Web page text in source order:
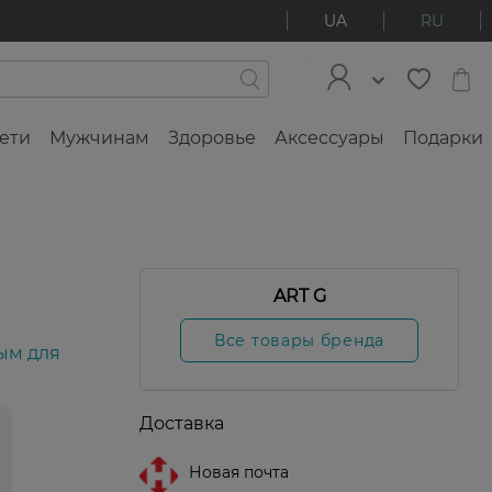
UA RU
Мужчинам Здоровье Аксессуары Подарки
для
ART G
Все товары бренда
Доставка
Новая почта